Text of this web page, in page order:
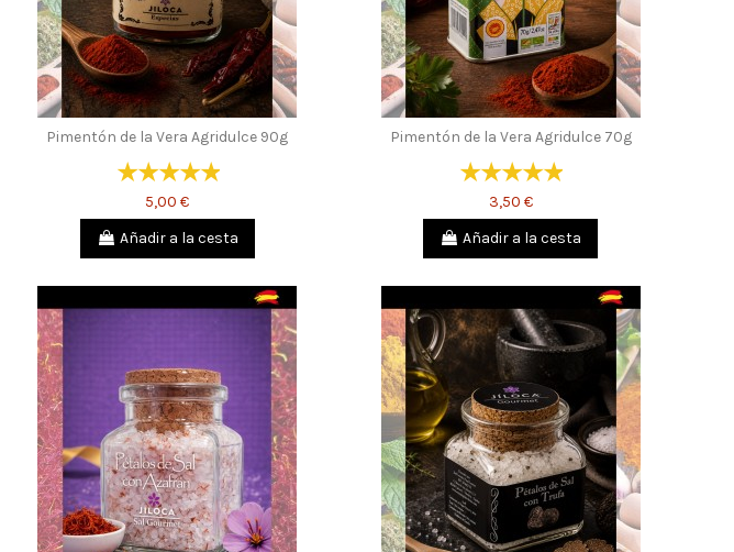
Pimentón de la Vera Agridulce 90g
5,00 €
Añadir a la cesta
Pimentón de la Vera Agridulce 70g
3,50 €
Añadir a la cesta